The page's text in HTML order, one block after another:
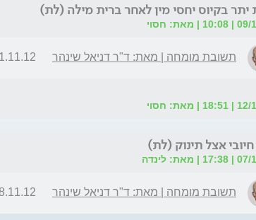
יתר בקיוס יחסי מין לאחר ברית מילה (לת)
מאת: חסוי
תשובת מומחה | מאת: ד"ר דניאל שינהר | 14:21
מאת: חסוי
לינדה
תשובת מומחה | מאת: ד"ר דניאל שינהר | 09:54